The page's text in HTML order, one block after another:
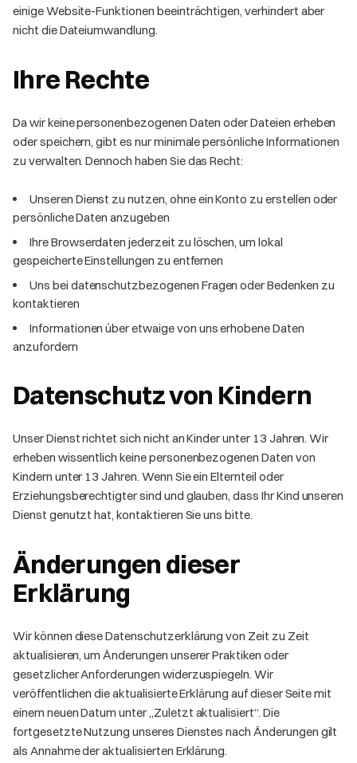
einige Website-Funktionen beeinträchtigen, verhindert aber
nicht die Dateiumwandlung.
Ihre Rechte
Da wir keine personenbezogenen Daten oder Dateien erheben
oder speichern, gibt es nur minimale persönliche Informationen
zu verwalten. Dennoch haben Sie das Recht:
Unseren Dienst zu nutzen, ohne ein Konto zu erstellen oder
persönliche Daten anzugeben
Ihre Browserdaten jederzeit zu löschen, um lokal
gespeicherte Einstellungen zu entfernen
Uns bei datenschutzbezogenen Fragen oder Bedenken zu
kontaktieren
Informationen über etwaige von uns erhobene Daten
anzufordern
Datenschutz von Kindern
Unser Dienst richtet sich nicht an Kinder unter 13 Jahren. Wir
erheben wissentlich keine personenbezogenen Daten von
Kindern unter 13 Jahren. Wenn Sie ein Elternteil oder
Erziehungsberechtigter sind und glauben, dass Ihr Kind unseren
Dienst genutzt hat, kontaktieren Sie uns bitte.
Änderungen dieser
Erklärung
Wir können diese Datenschutzerklärung von Zeit zu Zeit
aktualisieren, um Änderungen unserer Praktiken oder
gesetzlicher Anforderungen widerzuspiegeln. Wir
veröffentlichen die aktualisierte Erklärung auf dieser Seite mit
einem neuen Datum unter „Zuletzt aktualisiert“. Die
fortgesetzte Nutzung unseres Dienstes nach Änderungen gilt
als Annahme der aktualisierten Erklärung.